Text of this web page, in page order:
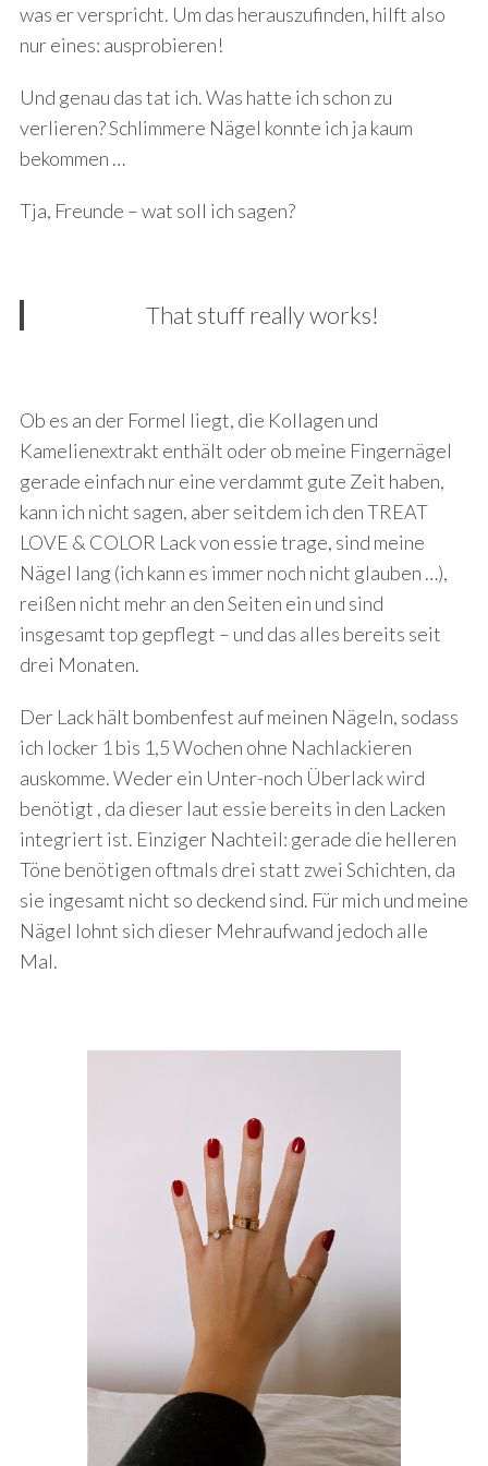
was er verspricht. Um das herauszufinden, hilft also
nur eines: ausprobieren!
Und genau das tat ich. Was hatte ich schon zu
verlieren? Schlimmere Nägel konnte ich ja kaum
bekommen …
Tja, Freunde – wat soll ich sagen?
That stuff really works!
Ob es an der Formel liegt, die Kollagen und
Kamelienextrakt enthält oder ob meine Fingernägel
gerade einfach nur eine verdammt gute Zeit haben,
kann ich nicht sagen, aber seitdem ich den TREAT
LOVE & COLOR Lack von essie trage, sind meine
Nägel lang (ich kann es immer noch nicht glauben …),
reißen nicht mehr an den Seiten ein und sind
insgesamt top gepflegt – und das alles bereits seit
drei Monaten.
Der Lack hält bombenfest auf meinen Nägeln, sodass
ich locker 1 bis 1,5 Wochen ohne Nachlackieren
auskomme. Weder ein Unter-noch Überlack wird
benötigt , da dieser laut essie bereits in den Lacken
integriert ist. Einziger Nachteil: gerade die helleren
Töne benötigen oftmals drei statt zwei Schichten, da
sie ingesamt nicht so deckend sind. Für mich und meine
Nägel lohnt sich dieser Mehraufwand jedoch alle
Mal.